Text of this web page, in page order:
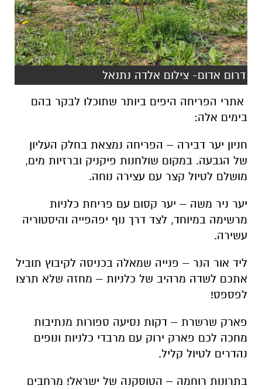
דרום אדום- צילום אלדה נתנאל
אתרי הפריחה היפים ביותר שתוכלו לבקר בהם
בימים אלה:
חניון יער דבירה – הפריחה נמצאת בחלק העליון
של הגבעה. במקום שולחנות פיקניק וברזיות מים,
מושלם לטיול קצר עם עצירה נוחה.
יער ניר משה – יער קסום עם פריחת כלניות
מרשימה במיוחד, לצד דרך נוף יפהפייה והיסטוריה
עשירה.
ליד אור הנר – פנייה שמאלה בכניסה לקיבוץ תוביל
אתכם לשדה מרהיב של כלניות – מחזה שלא תרצו
לפספס!
פארק שרשרת – דקות נסיעה ספורות מנתיבות
מחכה לכם פארק ירוק עם מרבדי כלניות ונופים
נהדרים לטיול קליל.
בתרונות רוחמה – הטוסקנה של ישראל! מרחבים